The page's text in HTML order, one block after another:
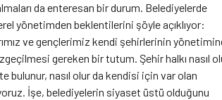
da enteresan bir durum. Belediyelerde
yönetimden beklentilerini şöyle açıklıyor:
ve gençlerimiz kendi şehirlerinin
gereken bir tutum. Şehir halkı nasıl
bulunur, nasıl olur da kendisi için var olan
İşe, belediyelerin siyaset üstü olduğunu